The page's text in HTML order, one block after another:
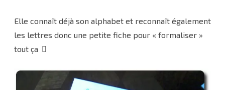
Elle connaît déjà son alphabet et reconnaît également
les lettres donc une petite fiche pour « formaliser »
tout ça